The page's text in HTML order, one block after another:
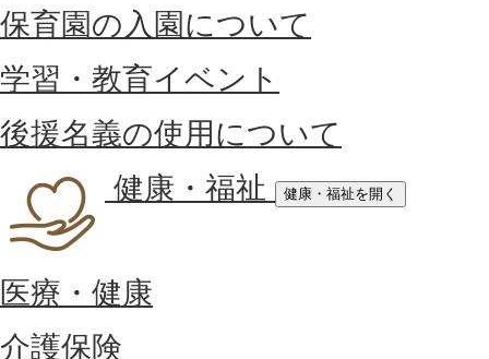
保育園の入園について
学習・教育イベント
後援名義の使用について
健康・福祉
健康・福祉を開く
医療・健康
介護保険